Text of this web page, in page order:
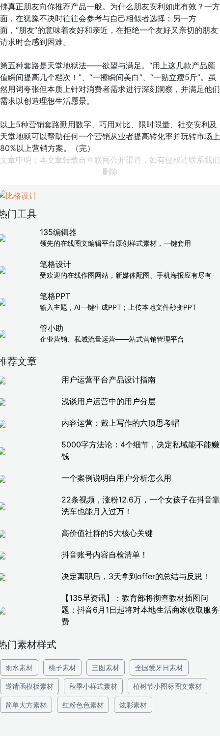
佛真正朋友向你推荐产品一般。为什么朋友安利如此有效？一方
面，在犹豫不决时往往会参考与自己相似者选择；另一方
面，“朋友”的意味着友好和亲近，在拒绝一个友好又亲切的朋友
请求时会感到困难。
第五种套路是天堂地狱法——欲望与满足。“用上这几款产品颜
值瞬间提高几个档次！”、“一擦瞬间美白”、“一贴立瘦5斤”。虽
然用词夸张但本质上针对消费者需求进行深刻洞察，并满足他们
需求以创造理想生活愿景。
以上5种营销套路勤用数字、巧用对比、限时限量、社交安利及
天堂地狱可以帮助任何一个营销从业者提高转化率并玩转市场上
80%以上营销方案。（完）
文章申明：本文章转载自互联网公开渠道，如有侵权请联系我们
删除
门工具
135编辑器
领先的在线图文编辑平台原创样式素材，一键套用
笔格设计
受欢迎的在线作图网站，新媒体配图、手机海报应有尽有
笔格PPT
输入主题，AI一键生成PPT；上传本地文件秒变PPT
管小助
企业营销、私域流量运营——站式营销管理平台
荐文章
用户运营平台产品设计指南
浅谈用户运营中的用户分层
内容运营：戴上写作的六顶思考帽
5000字方法论：4个细节，决定私域能不能赚
钱
一个案例说明白用户分析怎么用
22条视频，涨粉12.6万，一个女孩子在抖音靠
洗车也能月入过万！
高价值社群的5大核心关键
抖音账号内容自检清单！
决定离职后，3天拿到offer的总结与反思！
【135早资讯】：教育部将彻查教材插图问
题；抖音6月1日起将对本地生活商家收取服务
费
门素材样式
雨水素材 桃子素材 三图素材 全国爱牙日素材
邀请函模板素材 秋季小样式素材 植树节小图标图文素材
简单大方素材 红粉色色素材 炫彩素材